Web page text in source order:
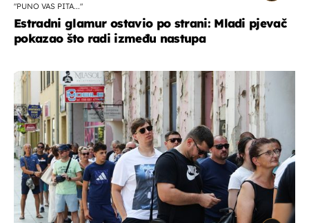
"PUNO VAS PITA..."
Estradni glamur ostavio po strani: Mladi pjevač
pokazao što radi između nastupa